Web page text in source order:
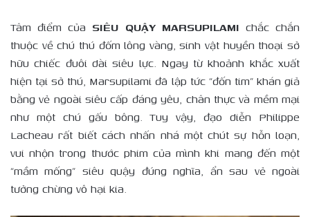
Tâm điểm của SIÊU QUẬY MARSUPILAMI chắc chắn
thuộc về chú thú đốm lông vàng, sinh vật huyền thoại sở
hữu chiếc đuôi dài siêu lực. Ngay từ khoảnh khắc xuất
hiện tại sở thú, Marsupilami đã lập tức “đốn tim” khán giả
bằng vẻ ngoài siêu cấp đáng yêu, chân thực và mềm mại
như một chú gấu bông. Tuy vậy, đạo diễn Philippe
Lacheau rất biết cách nhấn nhá một chút sự hỗn loạn,
vui nhộn trong thước phim của mình khi mang đến một
“mầm mống” siêu quậy đúng nghĩa, ẩn sau vẻ ngoài
tưởng chừng vô hại kia.